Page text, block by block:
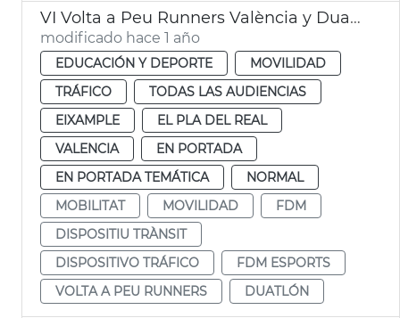
VI Volta a Peu Runners València y Duatlon by Mtri València
modificado hace 1 año
EDUCACIÓN Y DEPORTE
MOVILIDAD
TRÁFICO
TODAS LAS AUDIENCIAS
EIXAMPLE
EL PLA DEL REAL
VALENCIA
EN PORTADA
EN PORTADA TEMÁTICA
NORMAL
MOBILITAT
MOVILIDAD
FDM
DISPOSITIU TRÀNSIT
DISPOSITIVO TRÁFICO
FDM ESPORTS
VOLTA A PEU RUNNERS
DUATLÓN